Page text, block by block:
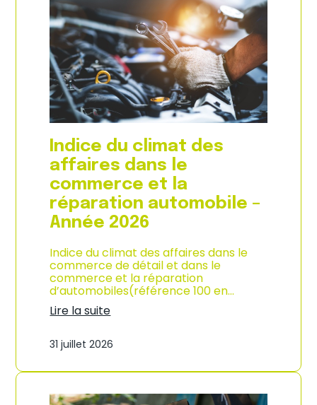
e
s
p
r
i
x
à
l
a
c
o
n
s
o
m
m
a
t
o
n
à
L
R
u
n
o
n
Indice du climat des
affaires dans le
commerce et la
réparation automobile –
Année 2026
Indice du climat des affaires dans le
commerce de détail et dans le
commerce et la réparation
d’automobiles(référence 100 en…
Lire la suite
n
i
e
31 juillet 2026